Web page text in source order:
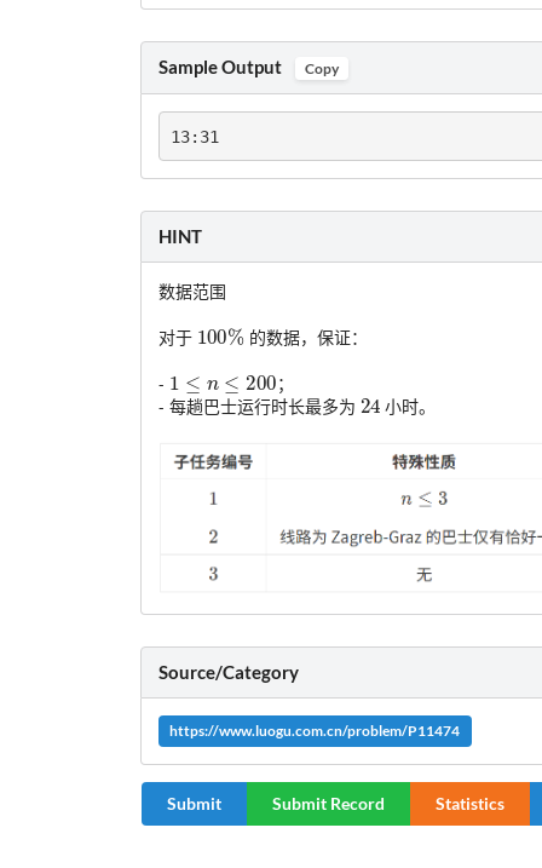
Sample Output Copy
13:31
HINT
数据范围
对于
100%
的数据，保证：
-
200
；
- 每趟巴士运行时长最多为
24
小时。
Source/Category
https://www.luogu.com.cn/problem/P11474
Submit Submit Record Statistics